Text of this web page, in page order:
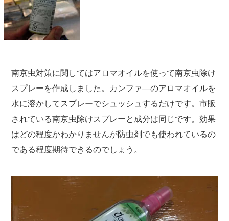
南京虫対策に関してはアロマオイルを使って南京虫除け
スプレーを作成しました。カンファ―のアロマオイルを
水に溶かしてスプレーでシュッシュするだけです。市販
されている南京虫除けスプレーと成分は同じです。効果
はどの程度かわかりませんが防虫剤でも使われているの
である程度期待できるのでしょう。